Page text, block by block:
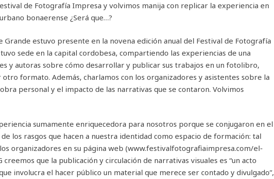
de Fotografía Impresa y volvimos manija con replicar la experiencia en
bonaerense ¿Será que…?
Grande estuvo presente en la novena edición anual del Festival de Fotografía
sede en la capital cordobesa, compartiendo las experiencias de una
y autoras sobre cómo desarrollar y publicar sus trabajos en un fotolibro,
otro formato. Además, charlamos con los organizadores y asistentes sobre la
personal y el impacto de las narrativas que se contaron. Volvimos
sumamente enriquecedora para nosotros porque se conjugaron en el
los rasgos que hacen a nuestra identidad como espacio de formación: tal
organizadores en su página web (www.festivalfotografiaimpresa.com/el-
creemos que la publicación y circulación de narrativas visuales es “un acto
involucra el hacer público un material que merece ser contado y divulgado”,